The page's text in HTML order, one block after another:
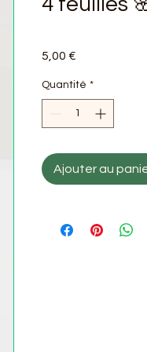
5,00 €
Quantité *
Ajouter au